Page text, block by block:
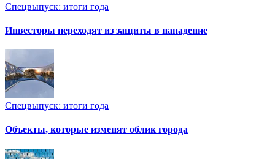
Спецвыпуск: итоги года
Инвесторы переходят из защиты в нападение
Спецвыпуск: итоги года
Объекты, которые изменят облик города